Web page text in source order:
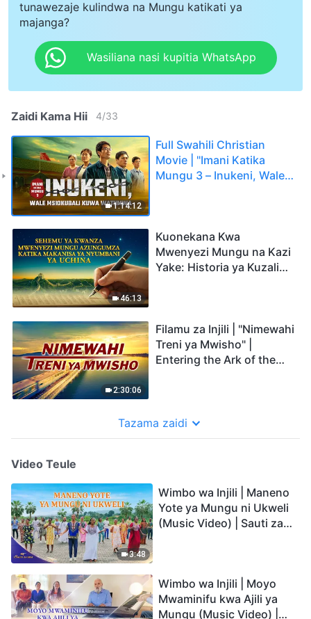
tunawezaje kulindwa na Mungu katikati ya
majanga?
Wasiliana nasi kupitia WhatsApp
Zaidi Kama Hii 4/33
1:14:12
Full Swahili Christian
Movie | "Imani Katika
Mungu 3 – Inukeni, Wale
46:13
Kuonekana Kwa
Mwenyezi Mungu na Kazi
Yake: Historia ya Kuzaliwa
2:30:06
Filamu za Injili | "Nimewahi
Treni ya Mwisho" |
Entering the Ark of the
Tazama zaidi
Video Teule
3:48
Wimbo wa Injili | Maneno
Yote ya Mungu ni Ukweli
(Music Video) | Sauti za
Wimbo wa Injili | Moyo
Mwaminifu kwa Ajili ya
Mungu (Music Video) |